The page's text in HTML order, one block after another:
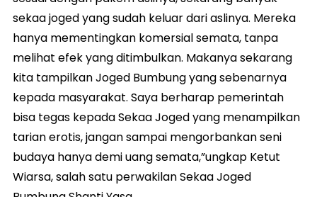
sekaa joged yang sudah keluar dari aslinya. Mereka
hanya mementingkan komersial semata, tanpa
melihat efek yang ditimbulkan. Makanya sekarang
kita tampilkan Joged Bumbung yang sebenarnya
kepada masyarakat. Saya berharap pemerintah
bisa tegas kepada Sekaa Joged yang menampilkan
tarian erotis, jangan sampai mengorbankan seni
budaya hanya demi uang semata,”ungkap Ketut
Wiarsa, salah satu perwakilan Sekaa Joged